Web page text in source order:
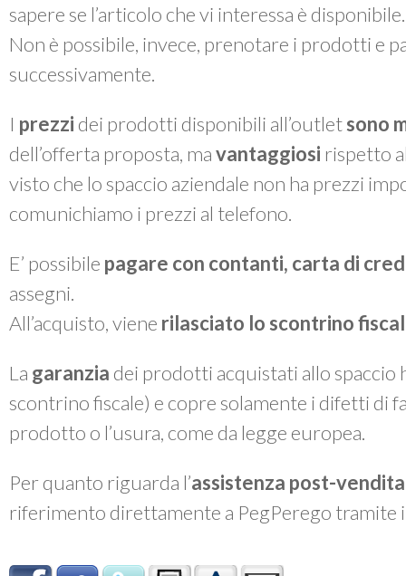
sapere se l’articolo che vi interessa è disponibile.
Non è possibile, invece, prenotare i prodotti e
successivamente.
I prezzi dei prodotti disponibili all’outletsono
dell’offerta proposta, mavantaggiosi rispetto
visto che lo spaccio aziendale non ha prezzi
comunichiamo i prezzi al telefono.
E’ possibile pagare con contanti, carta di
assegni.
All’acquisto, viene rilasciato lo scontrino
La garanzia dei prodotti acquistati allo spaccio
scontrino fiscale) e copre solamente i difetti di
prodotto o l’usura, come da legge europea.
Per quanto riguarda l’assistenza post-vendita
riferimento direttamente a PegPerego tramite